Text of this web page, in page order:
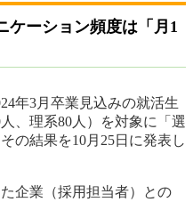
ケーション頻度は「月1
年3月卒業見込みの就活生
、理系80人）を対象に「選
の結果を10月25日に発表し
企業（採用担当者）との